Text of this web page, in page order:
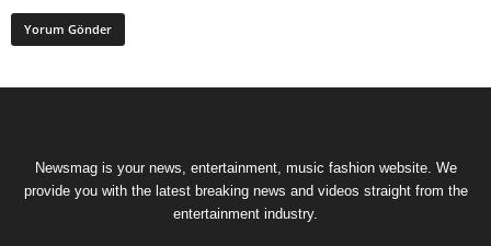
Newsmag is your news, entertainment, music fashion website. We
provide you with the latest breaking news and videos straight from the
entertainment industry.